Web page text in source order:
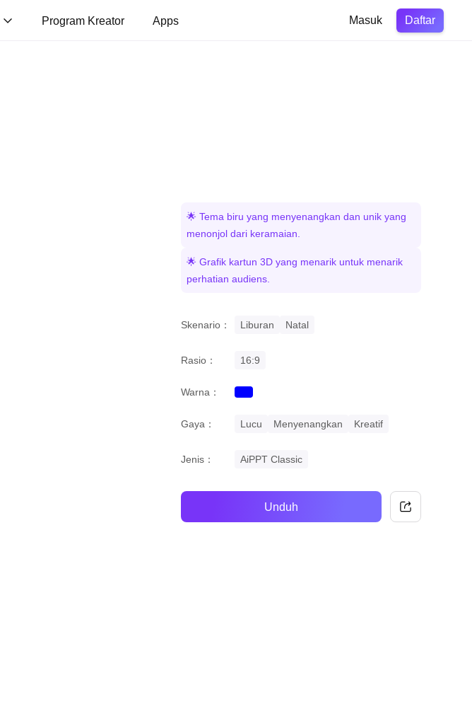
Program Kreator Apps Masuk Daftar
🌟 Tema biru yang menyenangkan dan unik yang
menonjol dari keramaian.
🌟 Grafik kartun 3D yang menarik untuk menarik
perhatian audiens.
Skenario： Liburan Natal
Rasio： 16:9
Warna： blue
Gaya： Lucu Menyenangkan Kreatif
Jenis： AiPPT Classic
Unduh